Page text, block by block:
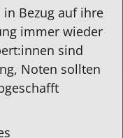
Bezug auf ihre
immer wieder
sind
Noten sollten